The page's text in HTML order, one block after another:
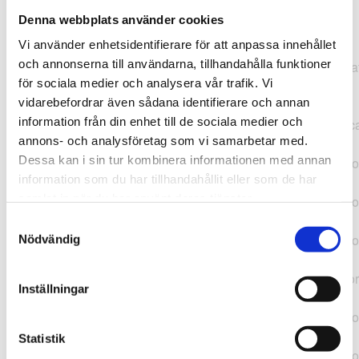
Denna webbplats använder cookies
Vi använder enhetsidentifierare för att anpassa innehållet
och annonserna till användarna, tillhandahålla funktioner
för sociala medier och analysera vår trafik. Vi
vidarebefordrar även sådana identifierare och annan
information från din enhet till de sociala medier och
annons- och analysföretag som vi samarbetar med.
Dessa kan i sin tur kombinera informationen med annan
information som du har tillhandahållit eller som de har
Nödvändig
Inställningar
Statistik
TypeError: "".concat(...).concat(...).replaceAll is not a
function at
https://webshop.pressbyran.se/_next/static/chunks/pages/
b1763451a2186f9e.js:1:11050 at Array.map
(<anonymous>) at K
(https://webshop.pressbyran.se/_next/static/chunks/pages/
b1763451a2186f9e.js:1:10836) at lk
(https://webshop.pressbyran.se/_next/static/chunks/
b241200379730ac0.js:1:129835) at i
(https://webshop.pressbyran.se/_next/static/chunks/
(https://webshop.pressbyran.se/_next/static/chunks/
https://webshop.pressbyran.se/_next/static/chunks/
b241200379730ac0.js:1:167872 at uI
(https://webshop.pressbyran.se/_next/static/chunks/
b241200379730ac0.js:1:167879) at uE
(https://webshop.pressbyran.se/_next/static/chunks/